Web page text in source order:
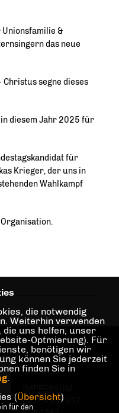
Unionsfamilie &
das neue
segne dieses
diesem Jahr 2025 für
für
Krieger, der uns in
Wahlkampf
DATENSCHUTZ
die notwendig
Weiterhin verwenden
uns helfen, unser
Optmierung). Für
benötigen wir
können Sie jederzeit
finden Sie in
.
(Übersicht)
für den